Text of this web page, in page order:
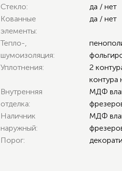
Стекло:
да / нет
Кованные
элементы:
да / нет
Тепло-,
шумоизоляция:
Уплотнения:
2
контура
Внутренняя
отделка:
МДФ
Наличник
наружный:
МДФ
Порог: